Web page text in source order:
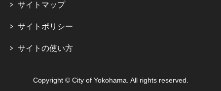
サイトマップ
サイトポリシー
サイトの使い方
Copyright © City of Yokohama. All rights reserved.